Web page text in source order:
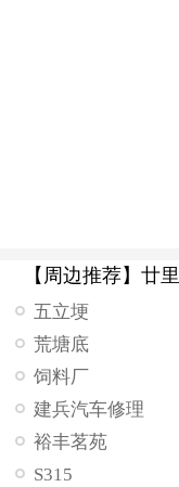
【周边推荐】廿
五立埂
荒塘底
饲料厂
建兵汽车修理
裕丰茗苑
S315